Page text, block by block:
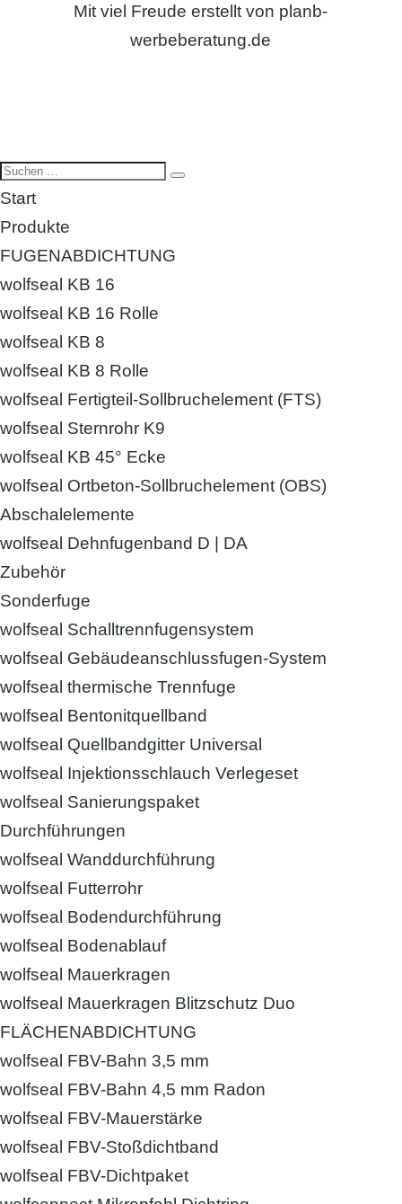
Mit viel Freude erstellt von planb-
werbeberatung.de
Start
Produkte
FUGENABDICHTUNG
wolfseal KB 16
wolfseal KB 16 Rolle
wolfseal KB 8
wolfseal KB 8 Rolle
wolfseal Fertigteil-Sollbruchelement (FTS)
wolfseal Sternrohr K9
wolfseal KB 45° Ecke
wolfseal Ortbeton-Sollbruchelement (OBS)
Abschalelemente
wolfseal Dehnfugenband D | DA
Zubehör
Sonderfuge
wolfseal Schalltrennfugensystem
wolfseal Gebäudeanschlussfugen-System
wolfseal thermische Trennfuge
wolfseal Bentonitquellband
wolfseal Quellbandgitter Universal
wolfseal Injektionsschlauch Verlegeset
wolfseal Sanierungspaket
Durchführungen
wolfseal Wanddurchführung
wolfseal Futterrohr
wolfseal Bodendurchführung
wolfseal Bodenablauf
wolfseal Mauerkragen
wolfseal Mauerkragen Blitzschutz Duo
FLÄCHENABDICHTUNG
wolfseal FBV-Bahn 3,5 mm
wolfseal FBV-Bahn 4,5 mm Radon
wolfseal FBV-Mauerstärke
wolfseal FBV-Stoßdichtband
wolfseal FBV-Dichtpaket